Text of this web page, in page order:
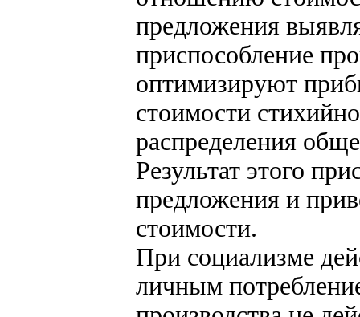
предложения
приспособление
оптимизируют
стоимости
распределения
Результат этого
предложения и
стоимости.
При социализме
личным